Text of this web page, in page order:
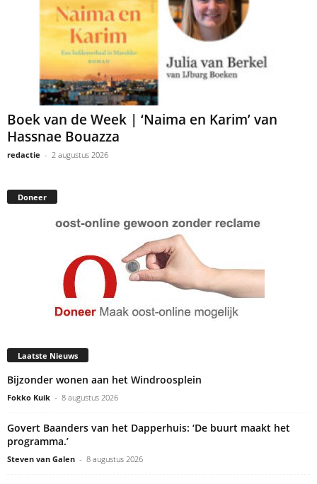
Boek van de Week | ‘Naima en Karim’ van
Hassnae Bouazza
redactie - 2 augustus 2026
Doneer
Laatste Nieuws
Bijzonder wonen aan het Windroosplein
Fokko Kuik - 8 augustus 2026
Govert Baanders van het Dapperhuis: ‘De buurt maakt het
programma.’
Steven van Galen - 8 augustus 2026